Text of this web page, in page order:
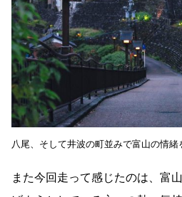
八尾、そして井波の町並みで富山の情緒
また今回走って感じたのは、富